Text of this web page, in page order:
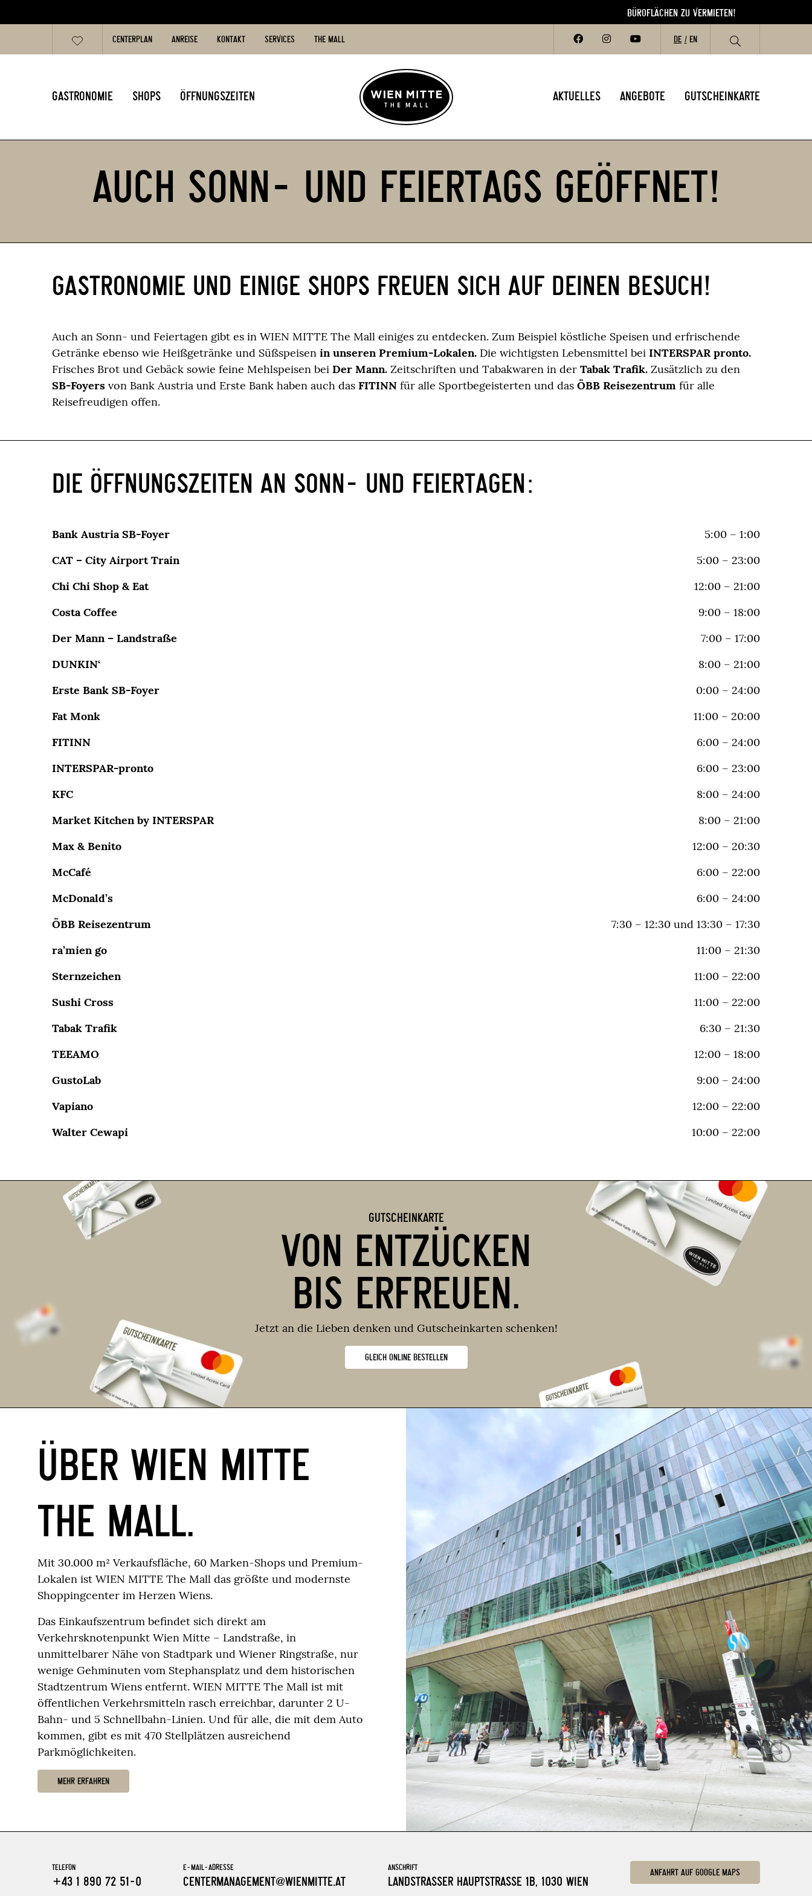
BÜROFLÄCHEN ZU VERMIETEN!
CENTERPLAN ANREISE KONTAKT SERVICES THE MALL DE EN
GASTRONOMIE SHOPS ÖFFNUNGSZEITEN AKTUELLES ANGEBOTE GUTSCHEINKARTE
AUCH SONN- UND FEIERTAGS GEÖFFNET!
GASTRONOMIE UND EINIGE SHOPS FREUEN SICH AUF DEINEN BESUCH!
Auch an Sonn- und Feiertagen gibt es in WIEN MITTE The Mall einiges zu entdecken. Zum Beispiel köstliche Speisen und erfrischende
Getränke ebenso wie Heißgetränke und Süßspeisen in unseren Premium-Lokalen. Die wichtigsten Lebensmittel bei INTERSPAR pronto.
Frisches Brot und Gebäck sowie feine Mehlspeisen bei Der Mann. Zeitschriften und Tabakwaren in der Tabak Trafik. Zusätzlich zu den
SB-Foyers von Bank Austria und Erste Bank haben auch das FITINN für alle Sportbegeisterten und das ÖBB Reisezentrum für alle
Reisefreudigen offen.
DIE ÖFFNUNGSZEITEN AN SONN- UND FEIERTAGEN:
Bank Austria SB-Foyer
5:00 – 1:00
CAT – City Airport Train
5:00 – 23:00
Chi Chi Shop & Eat
12:00 – 21:00
Costa Coffee
9:00 – 18:00
Der Mann – Landstraße
7:00 – 17:00
DUNKIN‘
8:00 – 21:00
Erste Bank SB-Foyer
0:00 – 24:00
Fat Monk
11:00 – 20:00
FITINN
6:00 – 24:00
INTERSPAR-pronto
6:00 – 23:00
KFC
8:00 – 24:00
Market Kitchen by INTERSPAR
8:00 – 21:00
Max & Benito
12:00 – 20:30
McCafé
6:00 – 22:00
McDonald’s
6:00 – 24:00
ÖBB Reisezentrum
7:30 – 12:30 und 13:30 – 17:30
ra’mien go
11:00 – 21:30
Sternzeichen
11:00 – 22:00
Sushi Cross
11:00 – 22:00
Tabak Trafik
6:30 – 21:30
TEEAMO
12:00 – 18:00
GustoLab
9:00 – 24:00
Vapiano
12:00 – 22:00
Walter Cewapi
10:00 – 22:00
GUTSCHEINKARTE
VON ENTZÜCKEN
BIS ERFREUEN.
Jetzt an die Lieben denken und Gutscheinkarten schenken!
GLEICH ONLINE BESTELLEN
ÜBER WIEN MITTE
THE MALL.
Mit 30.000 m² Verkaufsfläche, 60 Marken-Shops und Premium-
Lokalen ist WIEN MITTE The Mall das größte und modernste
Shoppingcenter im Herzen Wiens.
Das Einkaufszentrum befindet sich direkt am
Verkehrsknotenpunkt Wien Mitte – Landstraße, in
unmittelbarer Nähe von Stadtpark und Wiener Ringstraße, nur
wenige Gehminuten vom Stephansplatz und dem historischen
Stadtzentrum Wiens entfernt. WIEN MITTE The Mall ist mit
öffentlichen Verkehrsmitteln rasch erreichbar, darunter 2 U-
Bahn- und 5 Schnellbahn-Linien. Und für alle, die mit dem Auto
kommen, gibt es mit 470 Stellplätzen ausreichend
Parkmöglichkeiten.
MEHR ERFAHREN
TELEFON
+43 1 890 72 51-0
E-MAIL-ADRESSE
CENTERMANAGEMENT@WIENMITTE.AT
ANSCHRIFT
LANDSTRASSER HAUPTSTRASSE 1B, 1030 WIEN
ANFAHRT AUF GOOGLE MAPS